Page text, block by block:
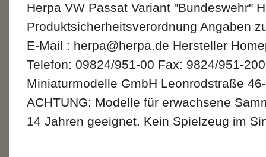
Herpa VW Passat Variant "Bundeswehr"
Produktsicherheitsverordnung Angaben
E-Mail : herpa@herpa.de Hersteller
Telefon: 09824/951-00 Fax: 9824/951-
Miniaturmodelle GmbH Leonrodstraße
ACHTUNG: Modelle für erwachsene
14 Jahren geeignet. Kein Spielzeug im